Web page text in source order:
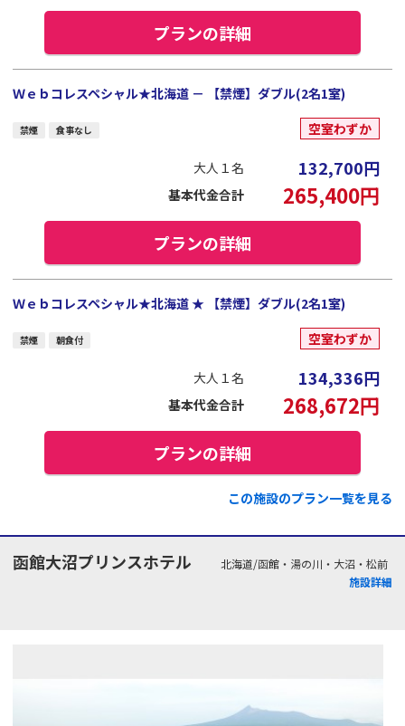
プランの詳細
Ｗｅｂコレスペシャル★北海道 － 【禁煙】ダブル(2名1室)
禁煙 食事なし 空室わずか
大人１名 132,700円
基本代金合計 265,400円
プランの詳細
Ｗｅｂコレスペシャル★北海道 ★ 【禁煙】ダブル(2名1室)
禁煙 朝食付 空室わずか
大人１名 134,336円
基本代金合計 268,672円
プランの詳細
この施設のプラン一覧を見る
函館大沼プリンスホテル
北海道/函館・湯の川・大沼・松前
施設詳細